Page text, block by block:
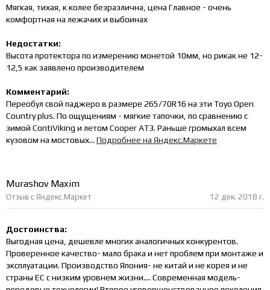
Мягкая, тихая, к колее безразлична, цена Главное - очень
комфортная на лежачих и выбоинах
Недостатки:
Высота протектора по измерению монетой 10мм, но рикак не 12-
12,5 как заявлено производителем
Комментарий:
Переобул свой паджеро в размере 265/70R16 на эти Toyo Open
Country plus. По ощущениям - мягкие тапочки, по сравнению с
зимой ContiViking и летом Cooper AT3. Раньше громыхал всем
кузовом на мостовых... Подробнее на Яндекс.Маркете
Murashov Maxim
12 дек. 2018 г.
Отзыв с Яндекс.Маркет
Достоинства:
Выгодная цена, дешевле многих аналогичных конкурентов.
Проверенное качество- мало брака и нет проблем при монтаже и
эксплуатации. Производство Япония- не китай и не корея и не
страны ЕС с низким уровнем жизни.... Современная модель-